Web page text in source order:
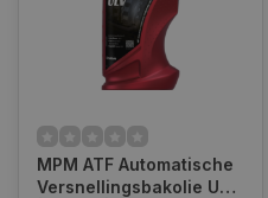
MPM ATF Automatische
Versnellingsbakolie ULV